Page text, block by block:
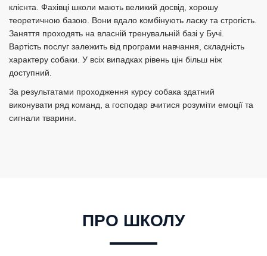
клієнта. Фахівці школи мають великий досвід, хорошу
теоретичною базою. Вони вдало комбінують ласку та строгість.
Заняття проходять на власній тренувальній базі у Бучі.
Вартість послуг залежить від програми навчання, складність
характеру собаки. У всіх випадках рівень цін більш ніж
доступний.
За результатами проходження курсу собака здатний
виконувати ряд команд, а господар вчитися розуміти емоції та
сигнали тварини.
ПРО ШКОЛУ